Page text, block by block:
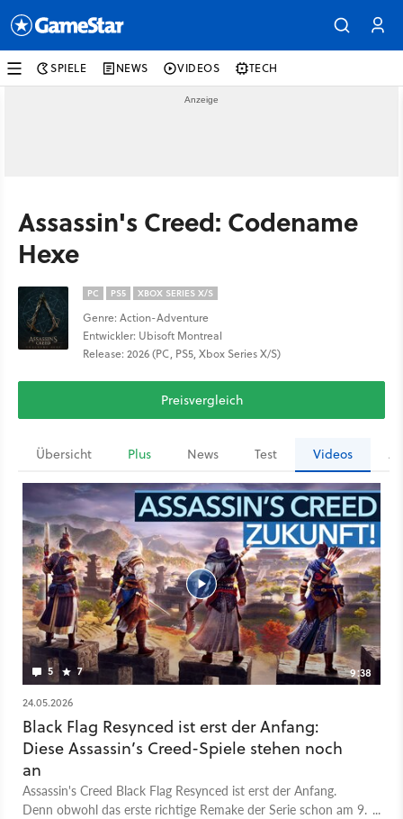
SPIELE NEWS VIDEOS TECH
Assassin's Creed: Codename
Hexe
PC PS5 XBOX SERIES X/S
Genre: Action-Adventure
Entwickler: Ubisoft Montreal
Release: 2026 (PC, PS5, Xbox Series X/S)
Preisvergleich
Übersicht Plus News Test Videos
5 7
9:38
24.05.2026
Black Flag Resynced ist erst der Anfang:
Diese Assassin’s Creed-Spiele stehen noch
an
Assassin's Creed Black Flag Resynced ist erst der Anfang.
Denn obwohl das erste richtige Remake der Serie schon am 9.